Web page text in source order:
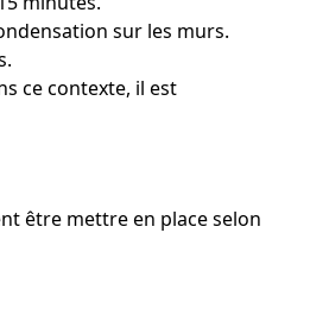
sur les murs.
ce contexte, il est
être mettre en place selon